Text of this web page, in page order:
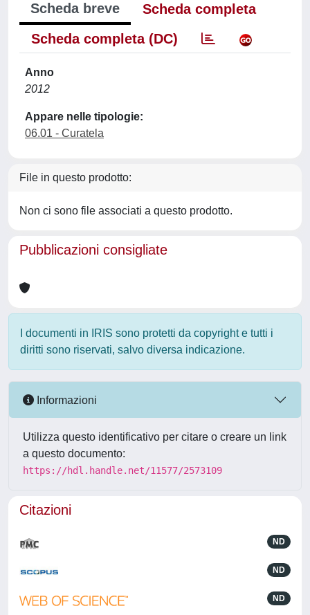
Scheda breve
Scheda completa
Scheda completa (DC)
Anno
2012
Appare nelle tipologie:
06.01 - Curatela
File in questo prodotto:
Non ci sono file associati a questo prodotto.
Pubblicazioni consigliate
I documenti in IRIS sono protetti da copyright e tutti i
diritti sono riservati, salvo diversa indicazione.
Informazioni
Utilizza questo identificativo per citare o creare un link
a questo documento:
https://hdl.handle.net/11577/2573109
Citazioni
ND
ND
ND